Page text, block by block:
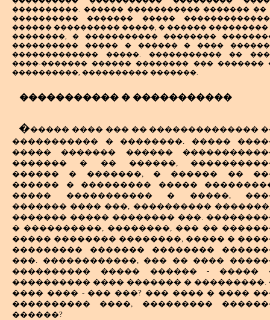
����������. ������ ����������� ������� ��
���������� ������� �����
������ ���������� �����, � ������ ���������
��������, � ����������� ��������
���������� ����� � ������ � ����
������������� �����. ����������� ��
����-������� ������ �������� ��� �������
����������, ���������� �������.
����������� � �����������
������ ���� ��� �� ��������������
����������� � ��������. �����
����� ������� ������
������� � �� ������,
������ � �������, � ������ ��
������ � ��������� �����
����� ����������� � �����,
������� ���� ���, ���������� �������,
������� ����� �������� ���.
� ����������, ��������, ��� ��
����� �������� ��������, ����� �
��������� ������� ��������
���. ������������, ��� �� ����
���������� ����� ������ - �����
���������� ���� ������� � ���������.
���� ���� - ��� ���? ��� ���� � ����
���������� ����, ���������
������?